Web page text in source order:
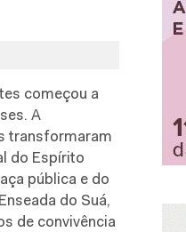
começou a
A
transformaram
do Espírito
pública e do
do Suá,
de convivência